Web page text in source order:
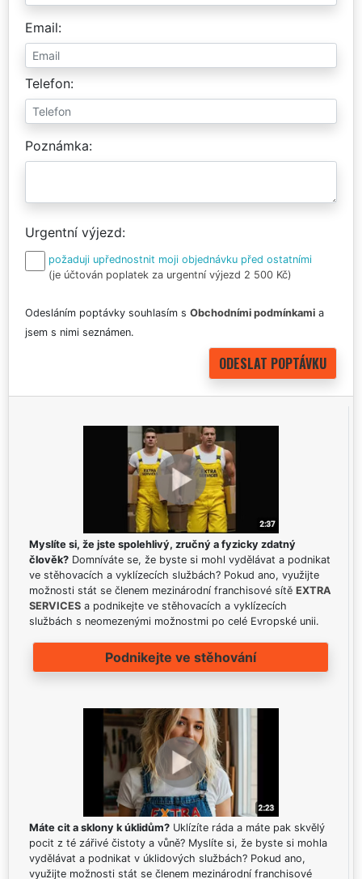
Email
Telefon
Poznámka
Urgentní výjezd
požaduji upřednostnit moji objednávku před ostatními
(je účtován poplatek za urgentní výjezd 2 500 Kč)
Odesláním poptávky souhlasím s Obchodními podmínkami a
jsem s nimi seznámen.
Myslíte si, že jste spolehlivý, zručný a fyzicky zdatný
člověk? Domníváte se, že byste si mohl vydělávat a podnikat
ve stěhovacích a vyklízecích službách? Pokud ano, využijte
možnosti stát se členem mezinárodní franchisové sítě EXTRA
SERVICES a podnikejte ve stěhovacích a vyklízecích
službách s neomezenými možnostmi po celé Evropské unii.
Podnikejte ve stěhování
Máte cit a sklony k úklidům? Uklízíte ráda a máte pak skvělý
pocit z té zářivé čistoty a vůně? Myslíte si, že byste si mohla
vydělávat a podnikat v úklidových službách? Pokud ano,
využijte možnosti stát se členem mezinárodní franchisové